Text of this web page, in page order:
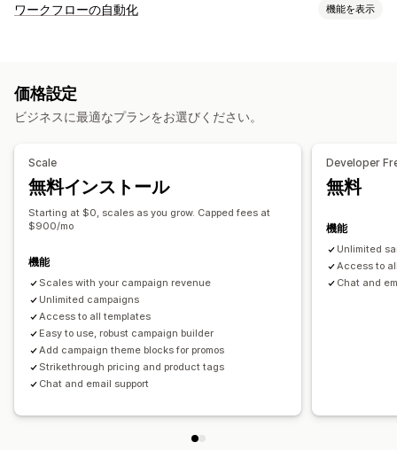
ディスカウントの種類
配送料 カートディスカウント
リワード
定期購入 商品バンドル
期間限定オファー
動的価格設定
編集ツール
ワークフローの自動化 機能を表示
注文処理
スケジュール式タスク
価格設定
ビジネスに最適なプランをお選びください。
Scale
無料インストール
Starting at $0, scales as you grow. Capped fees at
$900/mo
機能
Scales with your campaign revenue
Unlimited campaigns
Access to all templates
Easy to use, robust campaign builder
Add campaign theme blocks for promos
Strikethrough pricing and product tags
Chat and email support
Developer
無料
機能
Unlimited
Access to
Chat and